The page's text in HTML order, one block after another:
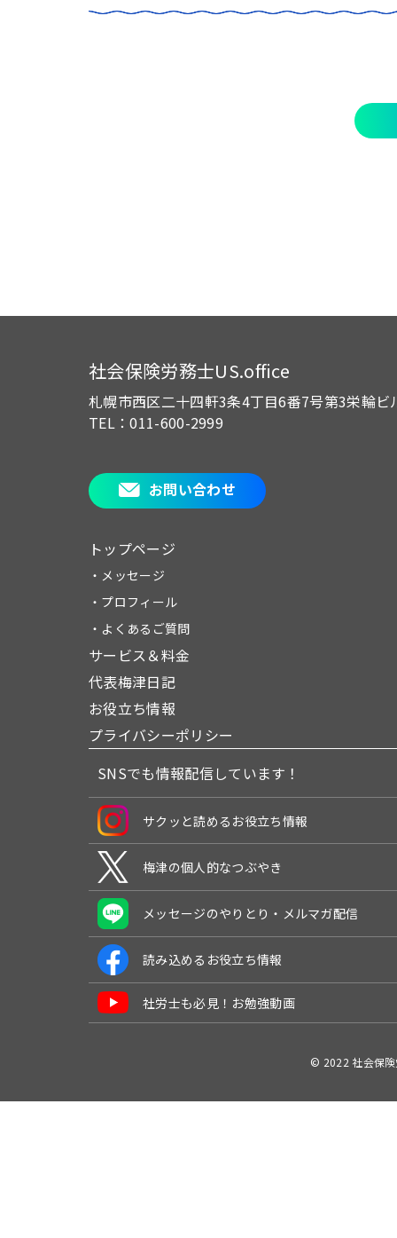
社会保険労務士US.office
札幌市西区二十四軒3条4丁目6番7号第3栄輪ビ
TEL：011-600-2999
お問い合わせ
トップページ
・メッセージ
・プロフィール
・よくあるご質問
サービス＆料金
代表梅津日記
お役立ち情報
プライバシーポリシー
SNSでも情報配信しています！
サクッと読めるお役立ち情報
梅津の個人的なつぶやき
メッセージのやりとり・メルマガ配信
読み込めるお役立ち情報
社労士も必見！お勉強動画
© 2022 社会保